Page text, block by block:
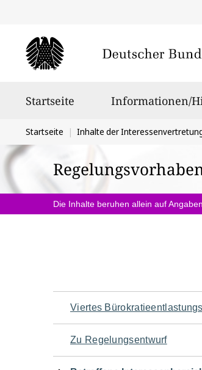
Startseite Informationen/
Sie
befinden
sich
hier:
Startseite Inhalte der
Die Inhalte beruhen allein auf
Navigation
für
Viertes
Zu Regelungsentwurf